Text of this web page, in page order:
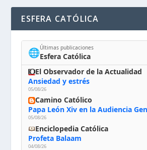
ESFERA CATÓLICA
🌐Últimas publicaciones
Esfera Católica
El Observador de la Actualidad
Ansiedad y estrés
05/08/26
Camino Católico
05/08/26
Enciclopedia Católica
Profeta Balaam
04/08/26